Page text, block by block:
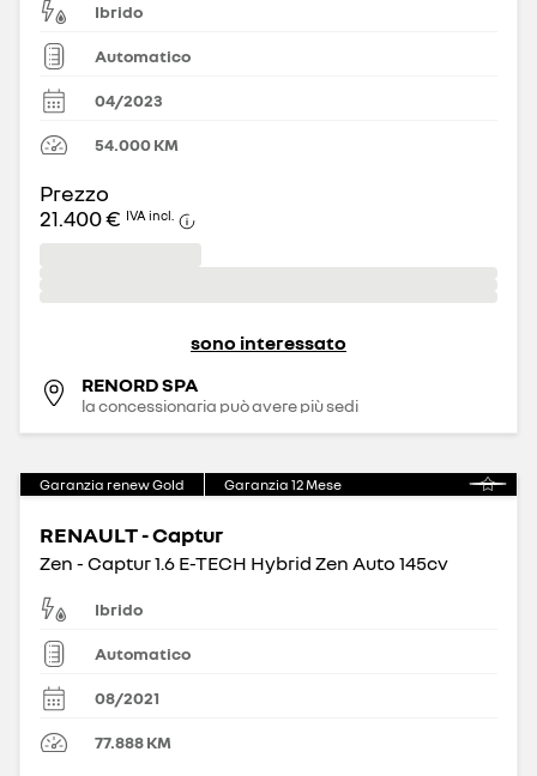
Ibrido
Automatico
04/2023
54.000KM
Prezzo
21.400 € IVA incl.
sono interessato
RENORD SPA
la concessionaria può avere più sedi
Garanzia renew Gold Garanzia 12Mese
RENAULT - Captur
Zen - Captur 1.6 E-TECH Hybrid Zen Auto 145cv
Ibrido
Automatico
08/2021
77.888KM